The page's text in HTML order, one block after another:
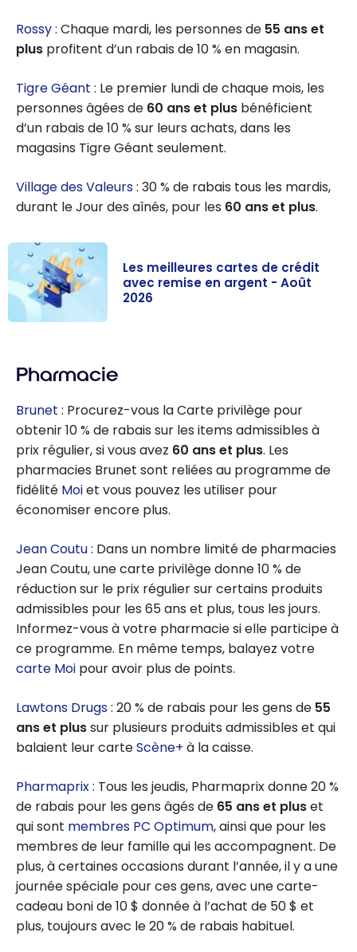
Rossy: Chaque mardi, les personnes de 55 ans et
plus profitent d’un rabais de 10 % en magasin.
Tigre Géant : Le premier lundi de chaque mois, les
personnes âgées de 60 ans et plus bénéficient
d’un rabais de 10 % sur leurs achats, dans les
magasins Tigre Géant seulement.
Village des Valeurs: 30 % de rabais tous les mardis,
durant le Jour des aînés, pour les 60 ans et plus.
crédit avec
argent - Août
2026
Les meilleures cartes de crédit
avec remise en argent - Août
2026
Pharmacie
Brunet : Procurez-vous la Carte privilège pour
obtenir 10 % de rabais sur les items admissibles à
prix régulier, si vous avez 60 ans et plus. Les
pharmacies Brunet sont reliées au programme de
fidélité Moiet vous pouvez les utiliser pour
économiser encore plus.
Jean Coutu: Dans un nombre limité de pharmacies
Jean Coutu, une carte privilège donne 10 % de
réduction sur le prix régulier sur certains produits
admissibles pour les 65 ans et plus, tous les jours.
Informez-vous à votre pharmacie si elle participe à
ce programme. En même temps, balayez votre
carte Moi pour avoir plus de points.
Lawtons Drugs: 20 % de rabais pour les gens de 55
ans et plussur plusieurs produits admissibles et qui
balaient leur carteScène+ à la caisse.
Pharmaprix: Tous les jeudis, Pharmaprix donne 20 %
de rabais pour les gens âgés de 65 ans et pluset
qui sont membres PC Optimum, ainsi que pour les
membres de leur famille qui les accompagnent. De
plus, à certaines occasions durant l’année, il y a une
journée spéciale pour ces gens, avec une carte-
cadeau boni de 10 $ donnée à l’achat de 50 $ et
plus, toujours avec le 20 % de rabais habituel.